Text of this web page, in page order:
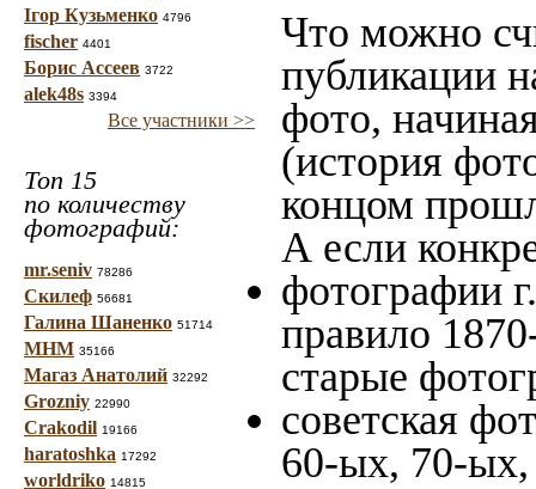
Ігор Кузьменко 4796
fischer 4401
Борис Ассеев 3722
alek48s 3394
Все участники >>
Топ 15
по количеству
фотографий:
mr.seniv 78286
Скилеф 56681
Галина Шаненко 51714
МНМ 35166
Магаз Анатолий 32292
Grozniy 22990
Crakodil 19166
haratoshka 17292
worldriko 14815
Что можно
публикации
фото,
(история
концом
А если
фотографии
правило
старые
советская
60-ых, 70-ых,